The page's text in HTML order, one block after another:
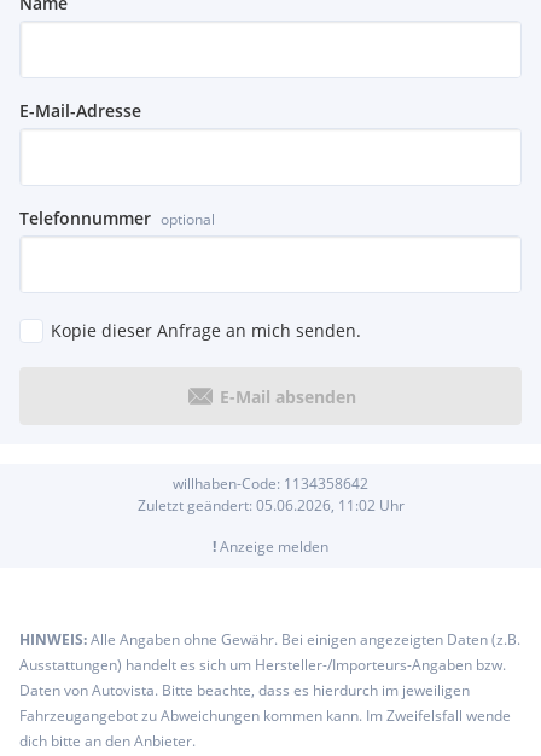
E-Mail-Adresse
Telefonnummer optional
Kopie dieser Anfrage an mich senden.
E-Mail absenden
willhaben-Code: 1134358642
Zuletzt geändert: 05.06.2026, 11:02 Uhr
!Anzeige melden
HINWEIS:Alle Angaben ohne Gewähr. Bei einigen angezeigten Daten (z.B.
Ausstattungen) handelt es sich um Hersteller-/Importeurs-Angaben bzw.
Daten von Autovista. Bitte beachte, dass es hierdurch im jeweiligen
Fahrzeugangebot zu Abweichungen kommen kann. Im Zweifelsfall wende
dich bitte an den Anbieter.